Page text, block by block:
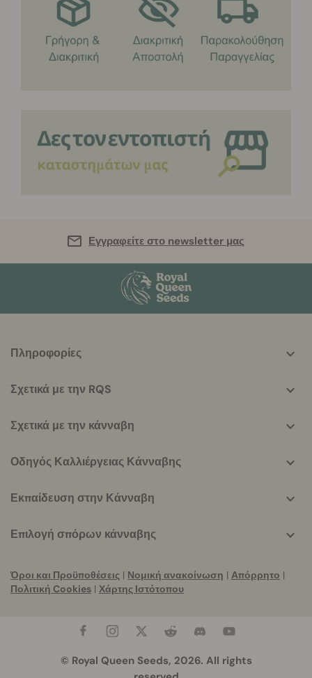
Εγγραφείτε στο newsletter μας
helpful
Πληροφορίες
Σχετικά με την RQS
Σχετικά με την κάνναβη
Οδηγός Καλλιέργειας Κάνναβης
Εκπαίδευση στην Κάνναβη
Επιλογή σπόρων κάνναβης
Όροι και Προϋποθέσεις | Νομική ανακοίνωση | Απόρρητο |
Πολιτική Cookies | Χάρτης Ιστότοπου
© Royal Queen Seeds, 2026. All rights